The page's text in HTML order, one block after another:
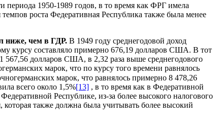
периода 1950-1989 годов, в то время как ФРГ имела
роста Федеративная Республика также была менее
ниже, чем в ГДР. В 1949 году среднегодовой доход
курсу составляло примерно 676,19 долларов США. В тот
567,56 долларов США, в 2,32 раза выше среднегодового
марок, что по курсу того времени равнялось
марок, что равнялось примерно 8 478,26
всего около 1,5%[13] , в то время как в Федеративной
Республике, из-за более высокого налогового
также должна была учитывать более высокий